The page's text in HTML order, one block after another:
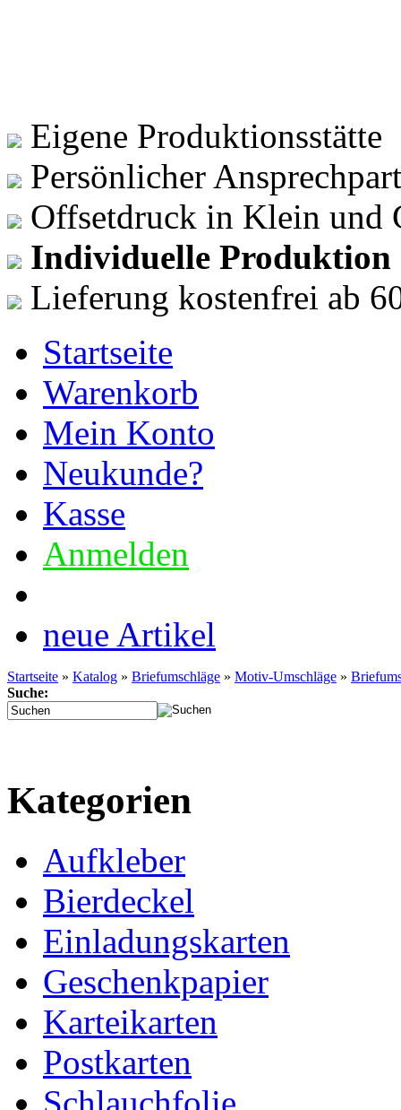
Eigene Produktionsstätte
Persönlicher
Offsetdruck in Klein und
Individuelle Produktion
Lieferung kostenfrei ab
Startseite
Warenkorb
Mein Konto
Neukunde?
Kasse
Anmelden
neue Artikel
Startseite » Katalog » Briefumschläge » Motiv-Umschläge »
Suche:
Kategorien
Aufkleber
Bierdeckel
Einladungskarten
Geschenkpapier
Karteikarten
Postkarten
Schlauchfolie